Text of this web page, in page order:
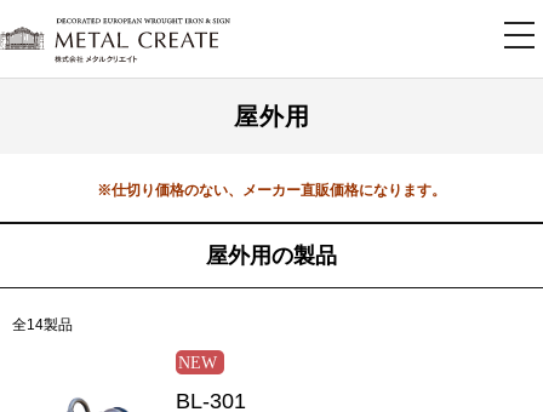
屋外用
※仕切り価格のない、メーカー直販価格になります。
屋外用の製品
全14製品
BL-301